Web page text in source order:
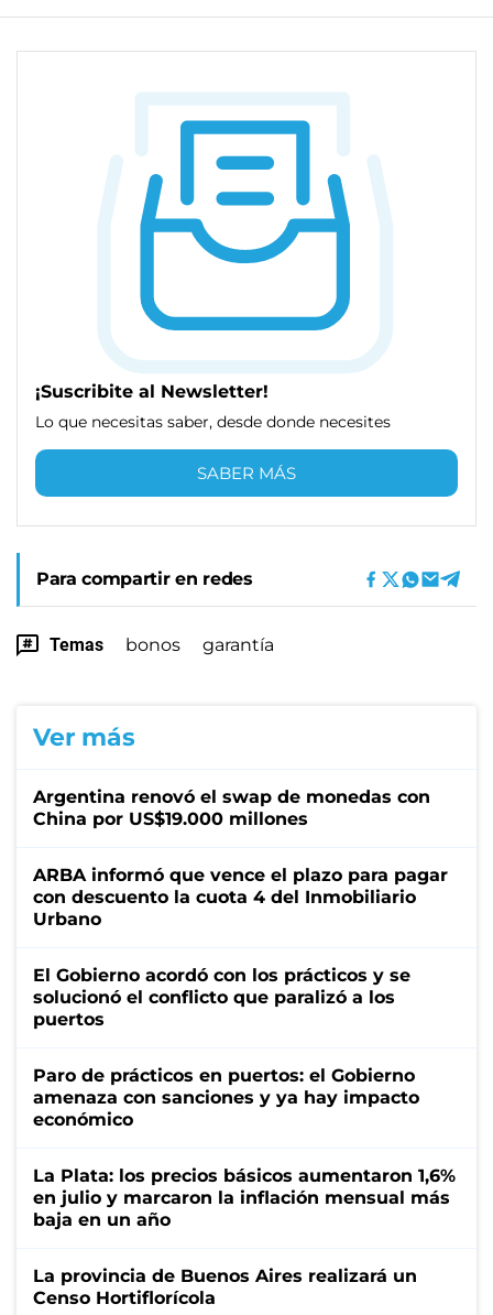
¡Suscribite al Newsletter!
Lo que necesitas saber, desde donde necesites
SABER MÁS
Para compartir en redes
Temas bonos garantía
Ver más
Argentina renovó el swap de monedas con
China por US$19.000 millones
ARBA informó que vence el plazo para pagar
con descuento la cuota 4 del Inmobiliario
Urbano
El Gobierno acordó con los prácticos y se
solucionó el conflicto que paralizó a los
puertos
Paro de prácticos en puertos: el Gobierno
amenaza con sanciones y ya hay impacto
económico
La Plata: los precios básicos aumentaron 1,6%
en julio y marcaron la inflación mensual más
baja en un año
La provincia de Buenos Aires realizará un
Censo Hortiflorícola